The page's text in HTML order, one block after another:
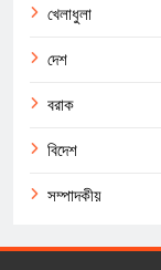
খেলাধুলা
দেশ
বরাক
বিদেশ
সম্পাদকীয়